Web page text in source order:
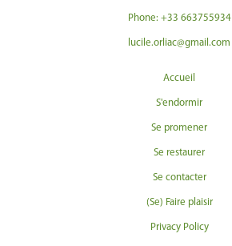
Phone: +33 663755934
lucile.orliac@gmail.com
Accueil
S'endormir
Se promener
Se restaurer
Se contacter
(Se) Faire plaisir
Privacy Policy